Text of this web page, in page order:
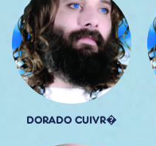
DORADO CUIVR�